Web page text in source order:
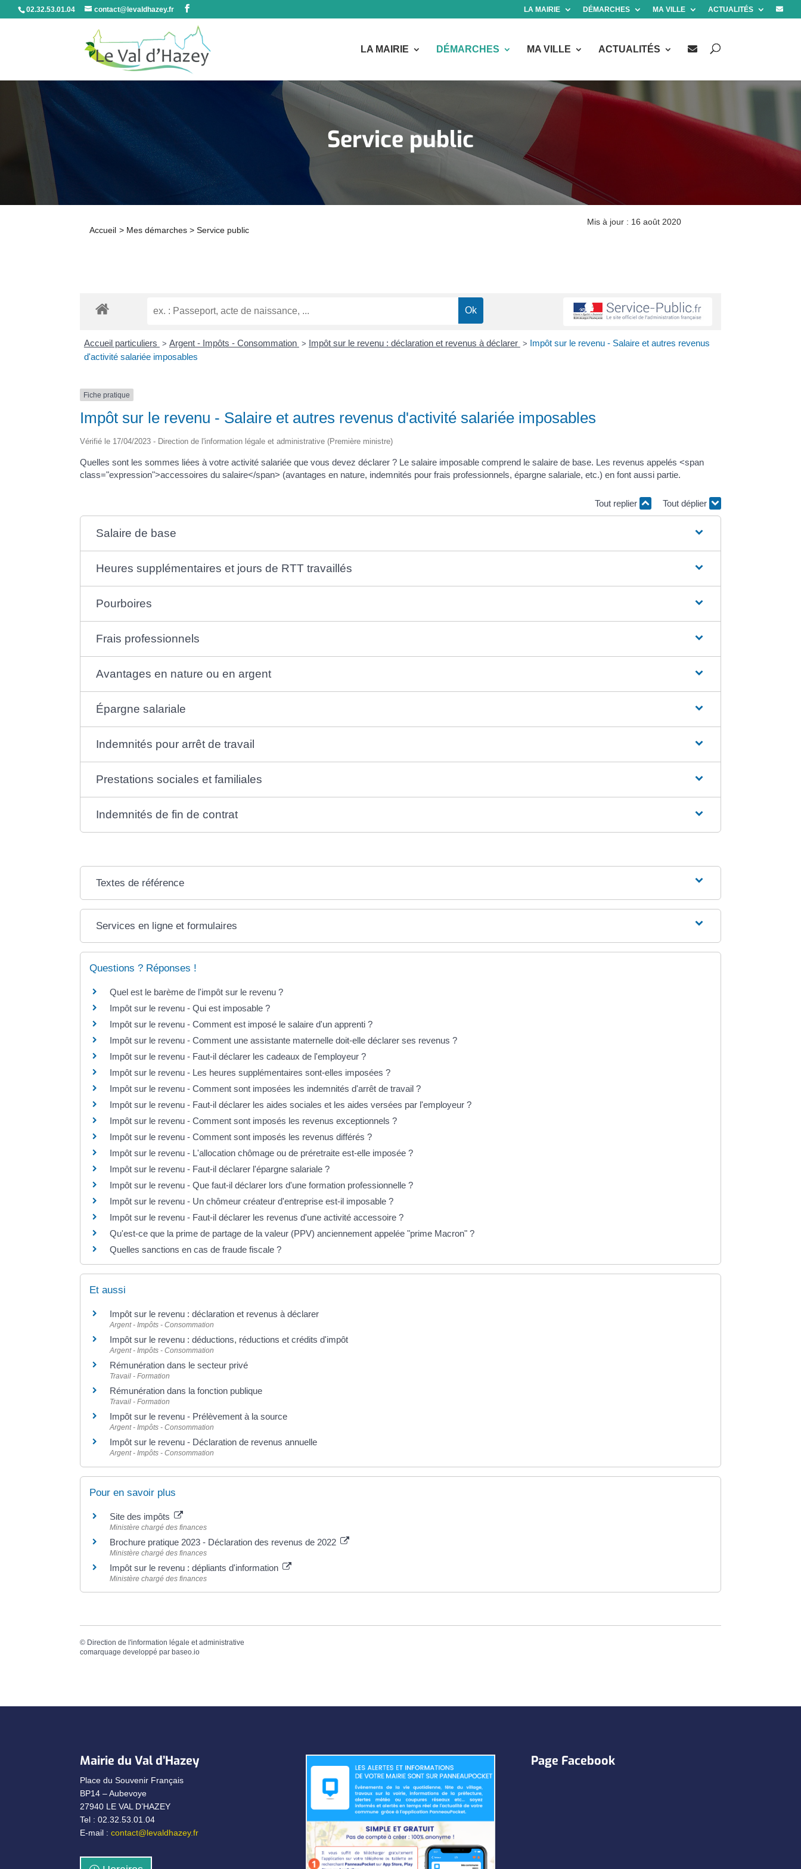
02.32.53.01.04 contact@levaldhazey.fr LA MAIRIE DÉMARCHES MA VILLE ACTUALITÉS
LA MAIRIE DÉMARCHES MA VILLE ACTUALITÉS
Service public
Accueil > Mes démarches > Service public
Mis à jour : 16 août 2020
Accueil particuliers > Argent - Impôts - Consommation > Impôt sur le revenu : déclaration et revenus à déclarer > Impôt sur le revenu - Salaire et autres revenus
d'activité salariée imposables
Fiche pratique
Impôt sur le revenu - Salaire et autres revenus d'activité salariée imposables
Vérifié le 17/04/2023 - Direction de l'information légale et administrative (Première ministre)
Quelles sont les sommes liées à votre activité salariée que vous devez déclarer ? Le salaire imposable comprend le salaire de base. Les revenus appelés <span
class="expression">accessoires du salaire</span> (avantages en nature, indemnités pour frais professionnels, épargne salariale, etc.) en font aussi partie.
Tout replier Tout déplier
Salaire de base
Heures supplémentaires et jours de RTT travaillés
Pourboires
Frais professionnels
Avantages en nature ou en argent
Épargne salariale
Indemnités pour arrêt de travail
Prestations sociales et familiales
Indemnités de fin de contrat
Textes de référence
Services en ligne et formulaires
Questions ? Réponses !
Quel est le barème de l'impôt sur le revenu ?
Impôt sur le revenu - Qui est imposable ?
Impôt sur le revenu - Comment est imposé le salaire d'un apprenti ?
Impôt sur le revenu - Comment une assistante maternelle doit-elle déclarer ses revenus ?
Impôt sur le revenu - Faut-il déclarer les cadeaux de l'employeur ?
Impôt sur le revenu - Les heures supplémentaires sont-elles imposées ?
Impôt sur le revenu - Comment sont imposées les indemnités d'arrêt de travail ?
Impôt sur le revenu - Faut-il déclarer les aides sociales et les aides versées par l'employeur ?
Impôt sur le revenu - Comment sont imposés les revenus exceptionnels ?
Impôt sur le revenu - Comment sont imposés les revenus différés ?
Impôt sur le revenu - L'allocation chômage ou de préretraite est-elle imposée ?
Impôt sur le revenu - Faut-il déclarer l'épargne salariale ?
Impôt sur le revenu - Que faut-il déclarer lors d'une formation professionnelle ?
Impôt sur le revenu - Un chômeur créateur d'entreprise est-il imposable ?
Impôt sur le revenu - Faut-il déclarer les revenus d'une activité accessoire ?
Qu'est-ce que la prime de partage de la valeur (PPV) anciennement appelée "prime Macron" ?
Quelles sanctions en cas de fraude fiscale ?
Et aussi
Impôt sur le revenu : déclaration et revenus à déclarer
Argent - Impôts - Consommation
Impôt sur le revenu : déductions, réductions et crédits d'impôt
Argent - Impôts - Consommation
Rémunération dans le secteur privé
Travail - Formation
Rémunération dans la fonction publique
Travail - Formation
Impôt sur le revenu - Prélèvement à la source
Argent - Impôts - Consommation
Impôt sur le revenu - Déclaration de revenus annuelle
Argent - Impôts - Consommation
Pour en savoir plus
Site des impôts
Ministère chargé des finances
Brochure pratique 2023 - Déclaration des revenus de 2022
Ministère chargé des finances
Impôt sur le revenu : dépliants d'information
Ministère chargé des finances
© Direction de l'information légale et administrative
comarquage developpé parbaseo.io
Mairie du Val d’Hazey
Place du Souvenir Français
BP14 – Aubevoye
27940 LE VAL D’HAZEY
Tel : 02.32.53.01.04
E-mail :contact@levaldhazey.fr
Page Facebook